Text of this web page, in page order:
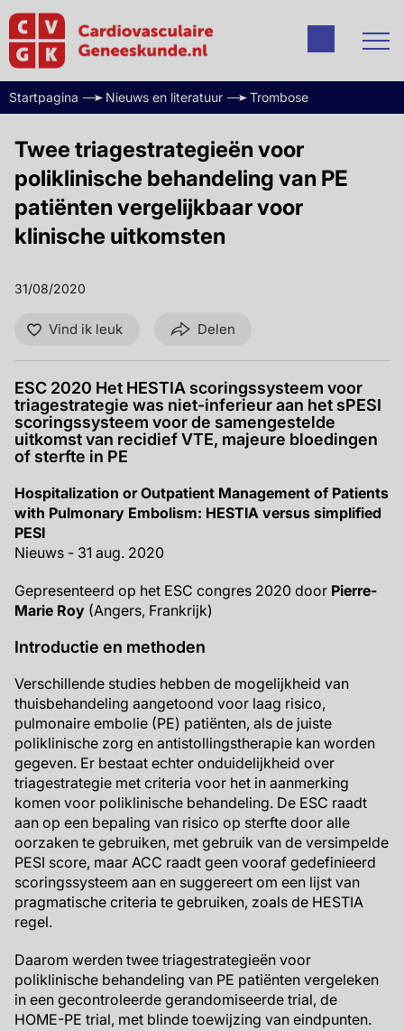
Startpagina Nieuws en literatuur Trombose
Twee triagestrategieën voor
poliklinische behandeling van PE
patiënten vergelijkbaar voor
klinische uitkomsten
31/08/2020
Vind ik leuk Delen
ESC 2020 Het HESTIA scoringssysteem voor
triagestrategie was niet-inferieur aan het sPESI
scoringssysteem voor de samengestelde
uitkomst van recidief VTE, majeure bloedingen
of sterfte in PE
Hospitalization or Outpatient Management of Patients
with Pulmonary Embolism: HESTIA versus simplified
PESI
Nieuws - 31 aug. 2020
Gepresenteerd op het ESC congres 2020 door Pierre-
Marie Roy (Angers, Frankrijk)
Introductie en methoden
Verschillende studies hebben de mogelijkheid van
thuisbehandeling aangetoond voor laag risico,
pulmonaire embolie (PE) patiënten, als de juiste
poliklinische zorg en antistollingstherapie kan worden
gegeven. Er bestaat echter onduidelijkheid over
triagestrategie met criteria voor het in aanmerking
komen voor poliklinische behandeling. De ESC raadt
aan op een bepaling van risico op sterfte door alle
oorzaken te gebruiken, met gebruik van de versimpelde
PESI score, maar ACC raadt geen vooraf gedefinieerd
scoringssysteem aan en suggereert om een lijst van
pragmatische criteria te gebruiken, zoals de HESTIA
regel.
Daarom werden twee triagestrategieën voor
poliklinische behandeling van PE patiënten vergeleken
in een gecontroleerde gerandomiseerde trial, de
HOME-PE trial, met blinde toewijzing van eindpunten.